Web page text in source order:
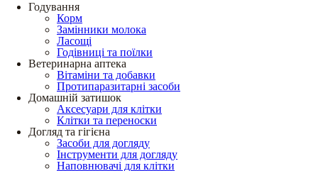
Годування
Корм
Замінники молока
Ласощі
Годівниці та поїлки
Ветеринарна аптека
Вітаміни та добавки
Протипаразитарні засоби
Домашній затишок
Аксесуари для клітки
Клітки та переноски
Догляд та гігієна
Засоби для догляду
Інструменти для догляду
Наповнювачі для клітки